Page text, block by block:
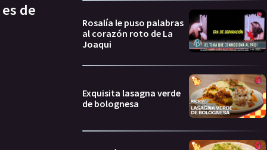
de
Rosalía le puso palabras
al corazón roto de La
Joaqui
Exquisita lasagna verde
de bolognesa